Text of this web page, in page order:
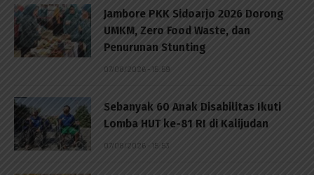
Jambore PKK Sidoarjo 2026 Dorong
UMKM, Zero Food Waste, dan
Penurunan Stunting
07/08/2026 - 15:59
Sebanyak 60 Anak Disabilitas Ikuti
Lomba HUT ke-81 RI di Kalijudan
07/08/2026 - 15:53